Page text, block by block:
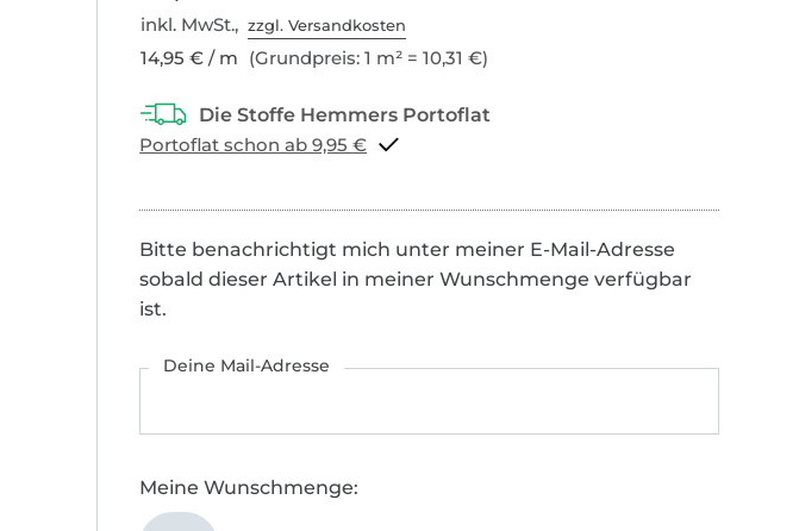
inkl. MwSt.,zzgl. Versandkosten
14,95 € / m (Grundpreis: 1 m² = 10,31 €)
Portoflat schon ab 9,95 €
Bitte benachrichtigt mich unter meiner E-Mail-Adresse
sobald dieser Artikel in meiner Wunschmenge verfügbar
ist.
Deine Mail-Adresse
Meine Wunschmenge: